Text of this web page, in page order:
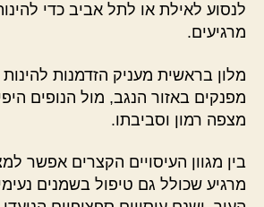
לנסוע לאילת או לתל אביב כדי
מרגיעים.
מלון בראשית מעניק הזדמנות
מפנקים באזור הנגב, מול הנופים
מצפה רמון וסביבתו.
בין מגוון העיסויים הקצרים אפשר
מרגיע שכולל גם טיפול בשמנים